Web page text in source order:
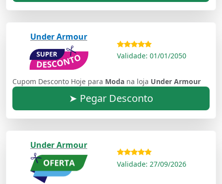
Under Armour
Validade: 01/01/2050
Cupom Desconto Hoje para Moda na loja Under Armour
➤ Pegar Desconto
Under Armour
Validade: 27/09/2026